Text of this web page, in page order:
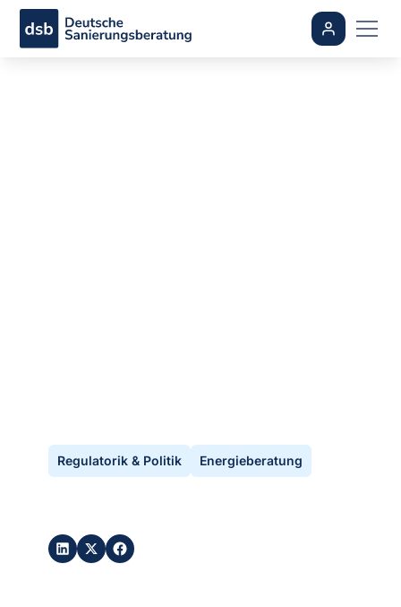
Regulatorik & Politik Energieberatung